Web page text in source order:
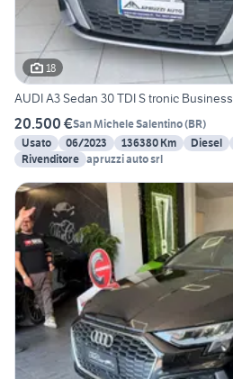
18
AUDI A3 Sedan 30 TDI S tronic Business
20.500 €San Michele Salentino(BR)
Usato
06/2023 136380 Km Diesel
Rivenditore apruzzi auto srl